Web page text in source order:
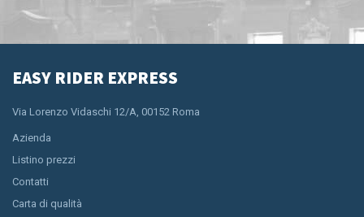
EASY RIDER EXPRESS
Via Lorenzo Vidaschi 12/A, 00152 Roma
Azienda
Listino prezzi
Contatti
Carta di qualità